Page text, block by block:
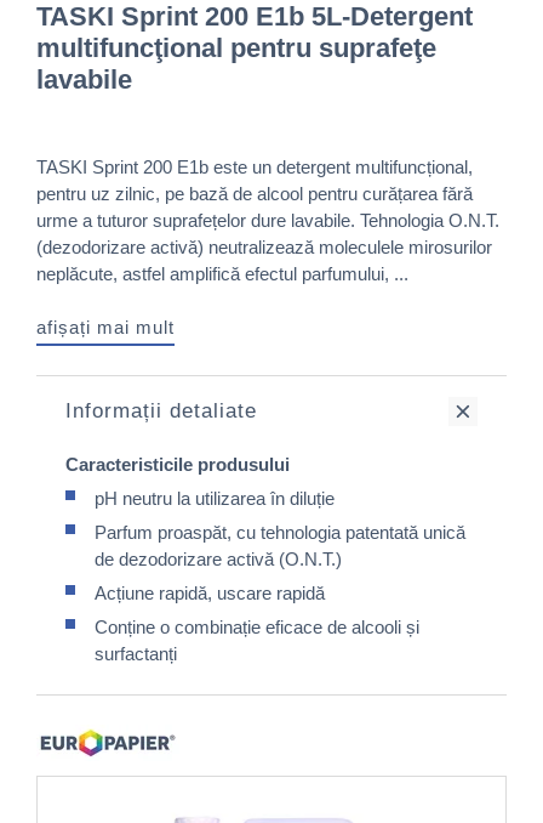
TASKI Sprint 200 E1b 5L-Detergent
multifuncţional pentru suprafeţe
lavabile
TASKI Sprint 200 E1b este un detergent multifuncțional,
pentru uz zilnic, pe bază de alcool pentru curățarea fără
urme a tuturor suprafețelor dure lavabile. Tehnologia O.N.T.
(dezodorizare activă) neutralizează moleculele mirosurilor
neplăcute, astfel amplifică efectul parfumului, ...
afișați mai mult
Informații detaliate
Caracteristicile produsului
pH neutru la utilizarea în diluție
Parfum proaspăt, cu tehnologia patentată unică
de dezodorizare activă (O.N.T.)
Acțiune rapidă, uscare rapidă
Conține o combinație eficace de alcooli și
surfactanți